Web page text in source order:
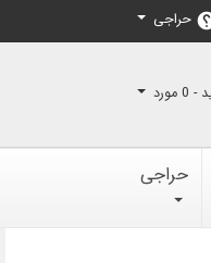
حراجی
-
0 مورد
حراجی